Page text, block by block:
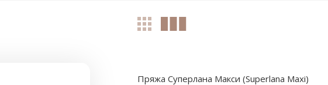
Пряжа Суперлана Макси (Superlana Maxi)